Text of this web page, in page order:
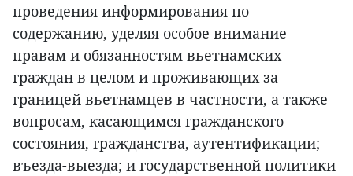
проведения информирования по
содержанию, уделяя особое внимание
правам и обязанностям вьетнамских
граждан в целом и проживающих за
границей вьетнамцев в частности, а также
вопросам, касающимся гражданского
состояния, гражданства, аутентификации;
въезда-выезда; и государственной политики